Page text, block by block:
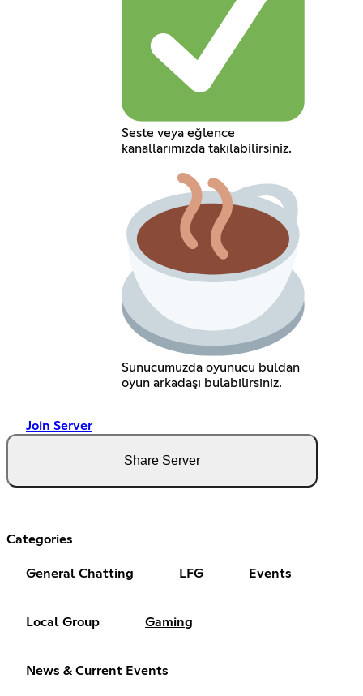
Seste veya eğlence
kanallarımızda takılabilirsiniz.
Sunucumuzda oyunucu buldan
oyun arkadaşı bulabilirsiniz.
Join Server
Share Server
Categories
General Chatting LFG Events
Local Group Gaming
News & Current Events